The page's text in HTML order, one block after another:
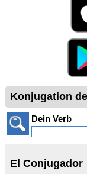
Konjugation
Dein Verb
El Conjugador